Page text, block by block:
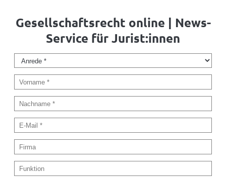
Gesellschaftsrecht online | News-
Service für Jurist:innen